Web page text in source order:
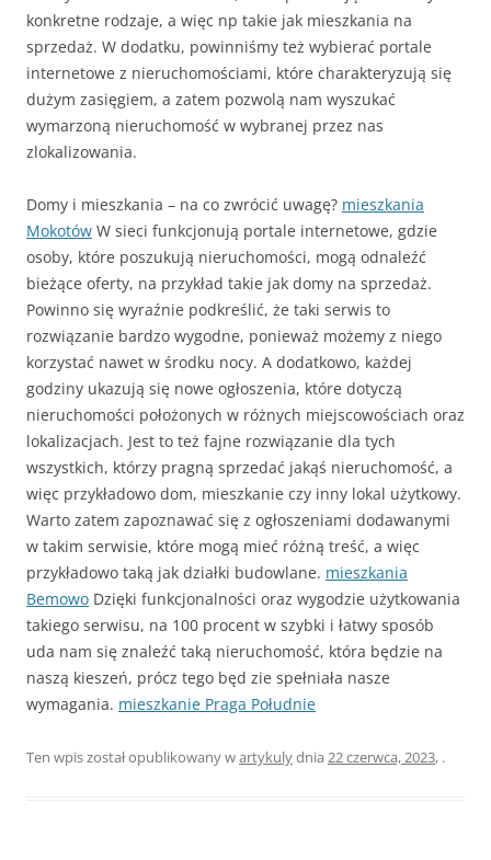
konkretne rodzaje, a więc np takie jak mieszkania na
sprzedaż. W dodatku, powinniśmy też wybierać portale
internetowe z nieruchomościami, które charakteryzują się
dużym zasięgiem, a zatem pozwolą nam wyszukać
wymarzoną nieruchomość w wybranej przez nas
zlokalizowania.
Domy i mieszkania – na co zwrócić uwagę? mieszkania
Mokotów W sieci funkcjonują portale internetowe, gdzie
osoby, które poszukują nieruchomości, mogą odnaleźć
bieżące oferty, na przykład takie jak domy na sprzedaż.
Powinno się wyraźnie podkreślić, że taki serwis to
rozwiązanie bardzo wygodne, ponieważ możemy z niego
korzystać nawet w środku nocy. A dodatkowo, każdej
godziny ukazują się nowe ogłoszenia, które dotyczą
nieruchomości położonych w różnych miejscowościach oraz
lokalizacjach. Jest to też fajne rozwiązanie dla tych
wszystkich, którzy pragną sprzedać jakąś nieruchomość, a
więc przykładowo dom, mieszkanie czy inny lokal użytkowy.
Warto zatem zapoznawać się z ogłoszeniami dodawanymi
w takim serwisie, które mogą mieć różną treść, a więc
przykładowo taką jak działki budowlane. mieszkania
Bemowo Dzięki funkcjonalności oraz wygodzie użytkowania
takiego serwisu, na 100 procent w szybki i łatwy sposób
uda nam się znaleźć taką nieruchomość, która będzie na
naszą kieszeń, prócz tego będ zie spełniała nasze
wymagania. mieszkanie Praga Południe
Ten wpis został opublikowany wartykulydnia 22 czerwca, 2023, .